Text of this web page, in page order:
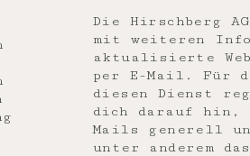
Die Hirschberg
mit weiteren
aktualisierte
per E-Mail. Für
diesen Dienst
dich darauf hin,
Mails generell
unter anderem